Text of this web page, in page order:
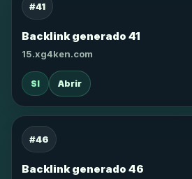
#41
Backlink generado 41
15.xg4ken.com
SI Abrir
#46
Backlink generado 46